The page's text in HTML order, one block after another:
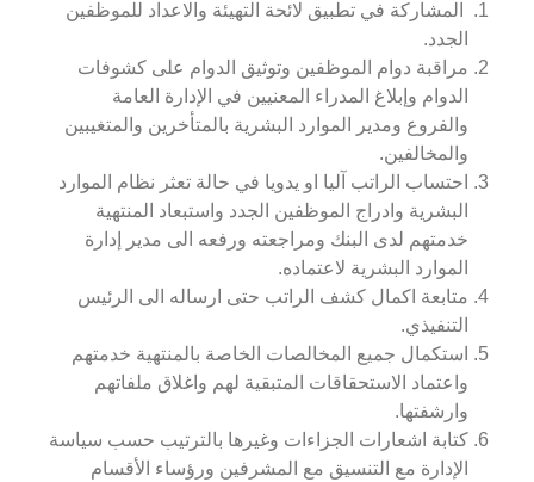
المشاركة في تطبيق لائحة التهيئة والاعداد للموظفين
الجدد.
مراقبة دوام الموظفين وتوثيق الدوام على كشوفات
الدوام وإبلاغ المدراء المعنيين في الإدارة العامة
والفروع ومدير الموارد البشرية بالمتأخرين والمتغيبين
والمخالفين.
احتساب الراتب آليا او يدويا في حالة تعثر نظام الموارد
البشرية وادراج الموظفين الجدد واستبعاد المنتهية
خدمتهم لدى البنك ومراجعته ورفعه الى مدير إدارة
الموارد البشرية لاعتماده.
متابعة اكمال كشف الراتب حتى ارساله الى الرئيس
التنفيذي.
استكمال جميع المخالصات الخاصة بالمنتهية خدمتهم
واعتماد الاستحقاقات المتبقية لهم واغلاق ملفاتهم
وارشفتها.
كتابة اشعارات الجزاءات وغيرها بالترتيب حسب سياسة
الإدارة مع التنسيق مع المشرفين ورؤساء الأقسام